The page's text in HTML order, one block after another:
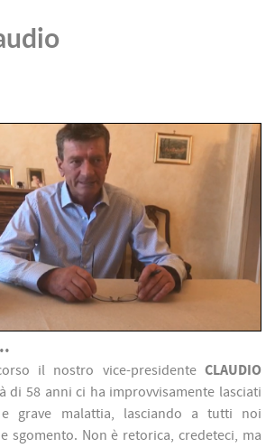
il nostro vice-presidente CLAUDIO
di 58 anni ci ha improvvisamente lasciati
grave malattia, lasciando a tutti noi
sgomento. Non è retorica, credeteci, ma